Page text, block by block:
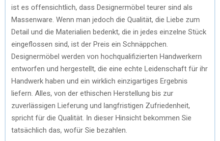
ist es offensichtlich, dass Designermöbel teurer sind als
Massenware. Wenn man jedoch die Qualität, die Liebe zum
Detail und die Materialien bedenkt, die in jedes einzelne Stück
eingeflossen sind, ist der Preis ein Schnäppchen.
Designermöbel werden von hochqualifizierten Handwerkern
entworfen und hergestellt, die eine echte Leidenschaft für ihr
Handwerk haben und ein wirklich einzigartiges Ergebnis
liefern. Alles, von der ethischen Herstellung bis zur
zuverlässigen Lieferung und langfristigen Zufriedenheit,
spricht für die Qualität. In dieser Hinsicht bekommen Sie
tatsächlich das, wofür Sie bezahlen.